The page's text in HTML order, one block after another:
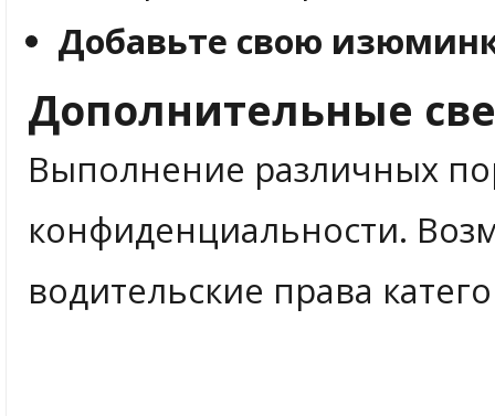
Добавьте свою
Дополнительные
Выполнение различных
конфиденциальности.
водительские права